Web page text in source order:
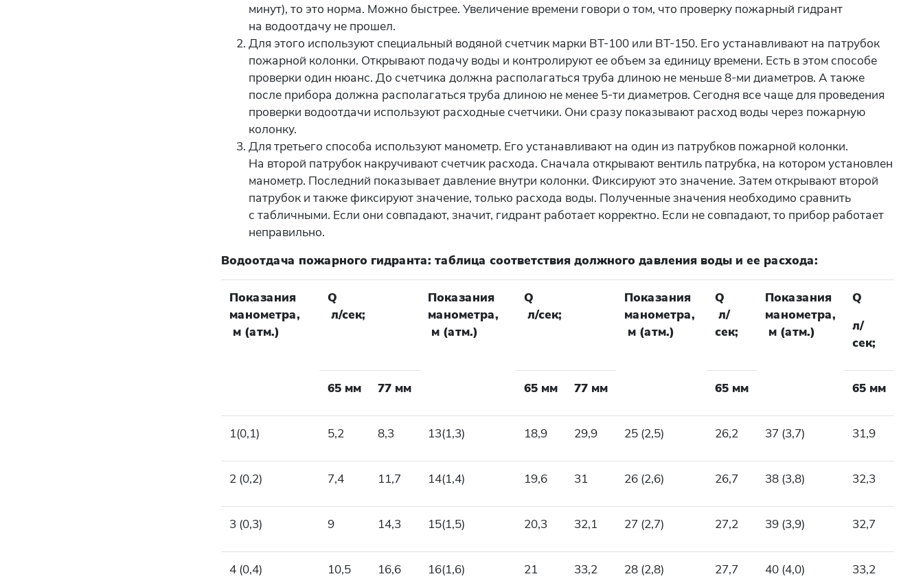
минут), то это норма. Можно быстрее. Увеличение времени говори о том, что проверку пожарный гидрант
на водоотдачу не прошел.
Для этого используют специальный водяной счетчик марки ВТ-100 или ВТ-150. Его устанавливают на патрубок
пожарной колонки. Открывают подачу воды и контролируют ее объем за единицу времени. Есть в этом способе
проверки один нюанс. До счетчика должна располагаться труба длиною не меньше 8-ми диаметров. А также
после прибора должна располагаться труба длиною не менее 5-ти диаметров. Сегодня все чаще для проведения
проверки водоотдачи используют расходные счетчики. Они сразу показывают расход воды через пожарную
колонку.
Для третьего способа используют манометр. Его устанавливают на один из патрубков пожарной колонки.
На второй патрубок накручивают счетчик расхода. Сначала открывают вентиль патрубка, на котором установлен
манометр. Последний показывает давление внутри колонки. Фиксируют это значение. Затем открывают второй
патрубок и также фиксируют значение, только расхода воды. Полученные значения необходимо сравнить
с табличными. Если они совпадают, значит, гидрант работает корректно. Если не совпадают, то прибор работает
неправильно.
Водоотдача пожарного гидранта: таблица соответствия должного давления воды и ее расхода:
Показания
манометра,
м (атм.)
Q
л/сек;
Показания
манометра,
м (атм.)
Q
л/сек;
Показания
манометра,
м (атм.)
Q
л/
сек;
Показания
манометра,
м (атм.)
Q
л/
сек;
65 мм 77 мм 65 мм 77 мм 65 мм 65 мм
1(0,1) 5,2 8,3 13(1,3) 18,9 29,9 25 (2,5) 26,2 37 (3,7) 31,9
2 (0,2) 7,4 11,7 14(1,4) 19,6 31 26 (2,6) 26,7 38 (3,8) 32,3
3 (0,3) 9 14,3 15(1,5) 20,3 32,1 27 (2,7) 27,2 39 (3,9) 32,7
4 (0,4) 10,5 16,6 16(1,6) 21 33,2 28 (2,8) 27,7 40 (4,0) 33,2